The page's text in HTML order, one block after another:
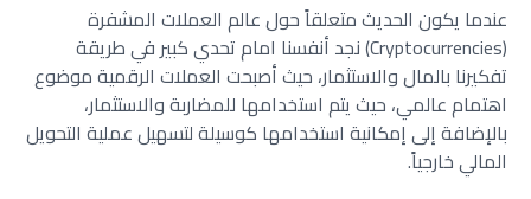
عندما يكون الحديث متعلقاً حول عالم العملات المشفرة
(Cryptocurrencies) نجد أنفسنا امام تحدي كبير في طريقة
تفكيرنا بالمال والاستثمار، حيث أصبحت العملات الرقمية موضوع
اهتمام عالمي، حيث يتم استخدامها للمضاربة والاستثمار،
بالإضافة إلى إمكانية استخدامها كوسيلة لتسهيل عملية التحويل
المالي خارجياً.